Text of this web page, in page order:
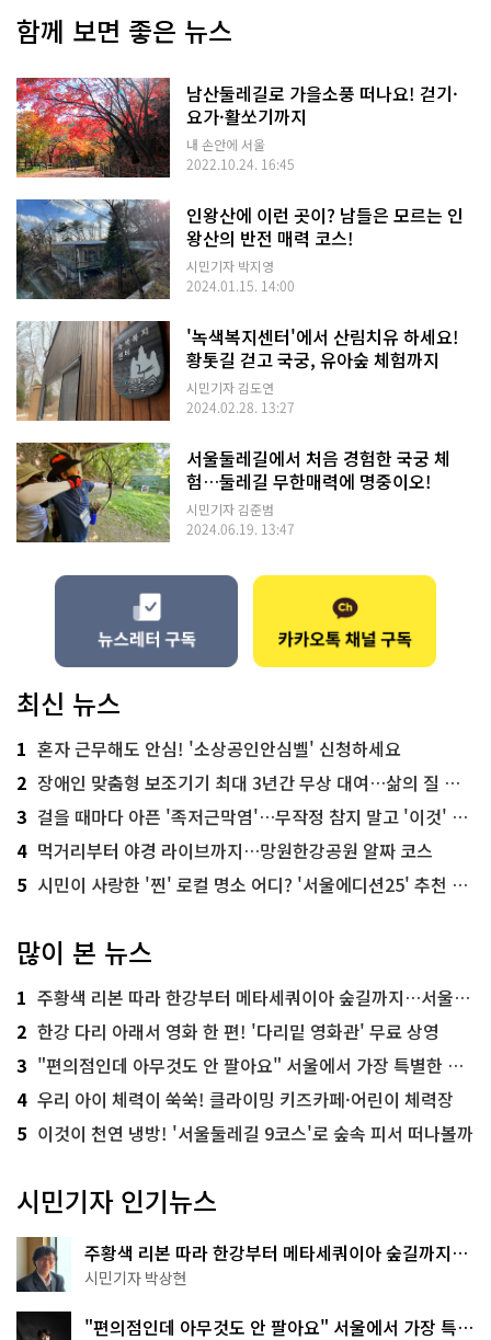
함께 보면 좋은 뉴스
남산둘레길로 가을소풍 떠나요! 걷기·
요가·활쏘기까지
내 손안에 서울
2022.10.24. 16:45
인왕산에 이런 곳이? 남들은 모르는 인
왕산의 반전 매력 코스!
시민기자 박지영
2024.01.15. 14:00
'녹색복지센터'에서 산림치유 하세요!
황톳길 걷고 국궁, 유아숲 체험까지
시민기자 김도연
2024.02.28. 13:27
서울둘레길에서 처음 경험한 국궁 체
험…둘레길 무한매력에 명중이오!
시민기자 김준범
2024.06.19. 13:47
최신 뉴스
1 혼자 근무해도 안심! '소상공인안심벨' 신청하세요
2 장애인 맞춤형 보조기기 최대 3년간 무상 대여…삶의 질 높인다
3 걸을 때마다 아픈 '족저근막염'…무작정 참지 말고 '이것' 해보세요!
4 먹거리부터 야경 라이브까지…망원한강공원 알짜 코스
5 시민이 사랑한 '찐' 로컬 명소 어디? '서울에디션25' 추천 코스
많이 본 뉴스
1 주황색 리본 따라 한강부터 메타세쿼이아 숲길까지…서울둘레길 15코스
2 한강 다리 아래서 영화 한 편! '다리밑 영화관' 무료 상영
3 "편의점인데 아무것도 안 팔아요" 서울에서 가장 특별한 편의점의 정체
4 우리 아이 체력이 쑥쑥! 클라이밍 키즈카페·어린이 체력장
5 이것이 천연 냉방! '서울둘레길 9코스'로 숲속 피서 떠나볼까
시민기자 인기뉴스
주황색 리본 따라 한강부터 메타세쿼이아 숲길까지…
서울둘레길 15코스
시민기자 박상현
"편의점인데 아무것도 안 팔아요" 서울에서 가장 특별